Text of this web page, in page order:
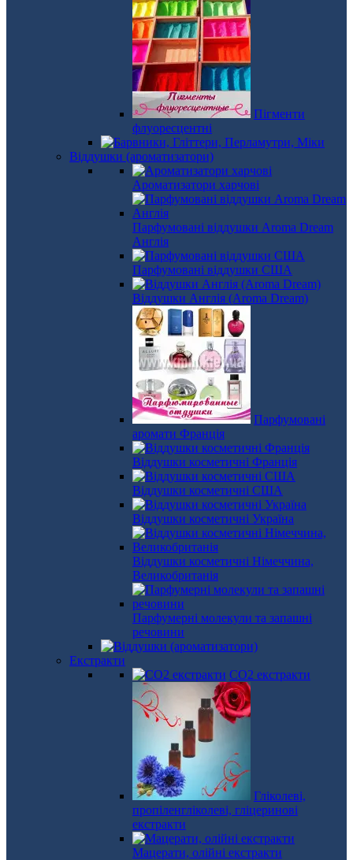
Пігменти
флуоресцентні
Віддушки (ароматизатори)
Ароматизатори харчові
Парфумовані віддушки Aroma Dream
Англія
Парфумовані віддушки США
Віддушки Англія (Aroma Dream)
Парфумовані
аромати Франція
Віддушки косметичні Франція
Віддушки косметичні США
Віддушки косметичні Україна
Віддушки косметичні Німеччина,
Великобританія
Парфумерні молекули та запашні
речовини
Екстракти
СО2 екстракти
Гліколеві,
пропіленгліколеві, гліцеринові
екстракти
Мацерати, олійні екстракти